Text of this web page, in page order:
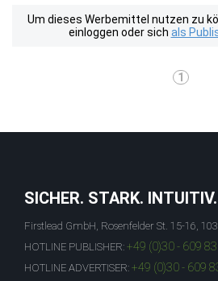
Um dieses Werbemittel nutzen zu
einloggen oder sich als
1
SICHER. STARK. INTUITIV.
Firstlead GmbH, Rosenfelder St. 15-16,
HOTLINE PUBLISHER: +49 (0)30 - 609
HOTLINE ADVERTISER: +49 (0)30 - 609